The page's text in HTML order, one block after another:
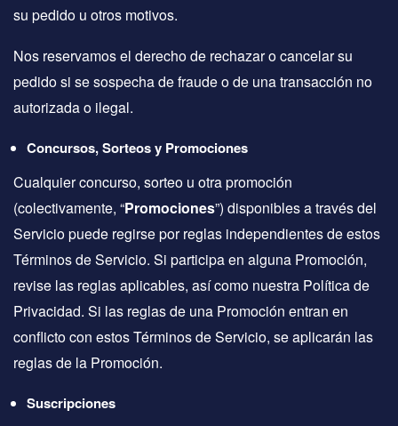
su pedido u otros motivos.
Nos reservamos el derecho de rechazar o cancelar su
pedido si se sospecha de fraude o de una transacción no
autorizada o ilegal.
Concursos, Sorteos y Promociones
Cualquier concurso, sorteo u otra promoción
(colectivamente, “Promociones”) disponibles a través del
Servicio puede regirse por reglas independientes de estos
Términos de Servicio. Si participa en alguna Promoción,
revise las reglas aplicables, así como nuestra Política de
Privacidad. Si las reglas de una Promoción entran en
conflicto con estos Términos de Servicio, se aplicarán las
reglas de la Promoción.
Suscripciones